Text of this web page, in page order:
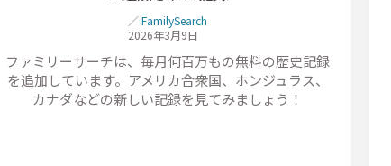
／FamilySearch
2026年3月9日
ファミリーサーチは、毎月何百万もの無料の歴史記録
を追加しています。アメリカ合衆国、ホンジュラス、
カナダなどの新しい記録を見てみましょう！